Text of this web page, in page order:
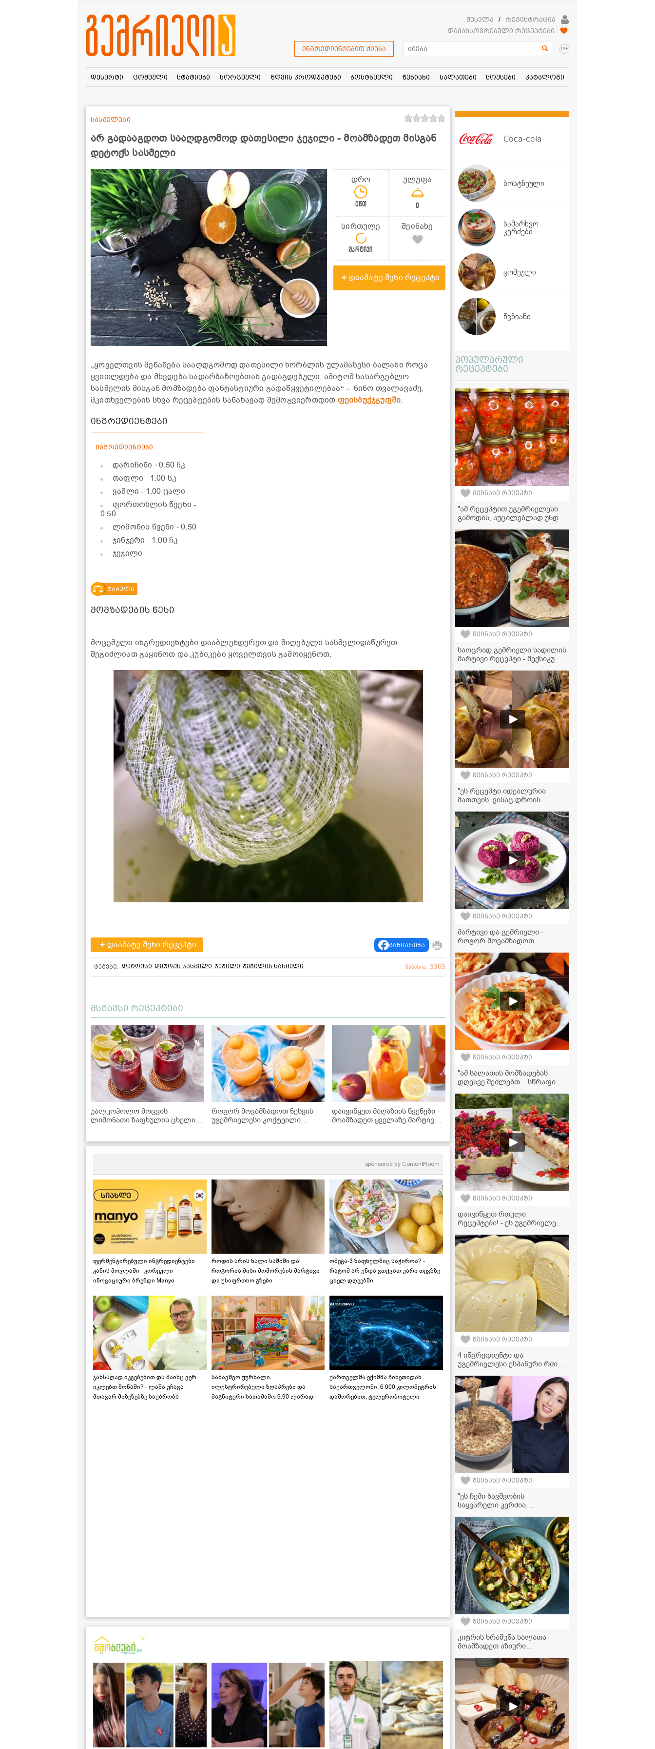
შესვლა /
რეგისტრაცია
დამახსოვრებული რეცეპტები
ინგრედიენტებით ძიება 12+
დესერტი ცომეული სტატიები ხორცეული ზღვის პროდუქტები ბოსტნეული წვნიანი სალათები სოუსები კატალოგი
არ გადააგდოთ სააღდგომოდ დათესილი ჯეჯილი - მოამზადეთ მისგან
დეტოქს სასმელი
სასმელები
დრო
0წთ
ულუფა
0
სირთულე
მარტივი
შეინახე
დაამატე შენი რეცეპტი
„ყოველთვის მენანება სააღდგომოდ დათესილი ხორბლის ულამაზესი ბალახი როცა
ყვითლდება და მხვდება სადარბაზოებთან გადაგდებული, ამიტომ სასარგებლო
სასმელის მისგან მომზადება ფანტასტიური გადაწყვეტილებაა“ – ნინო თვალავაძე.
მკითხველების სხვა რეცეპტების სანახავად შემოგვიერთდით ფეისბუქჯგუფში.
ინგრედიენტები
ინგრედიენტები
დარიჩინი - 0.50 ჩკ
თაფლი- 1.00 სკ
ვაშლი- 1.00 ცალი
ფორთოხლის წვენი-
0.50
ლიმონის წვენი - 0.50
ჯინჯერი - 1.00 ჩკ
ჯეჯილი
ტაბულა
მომზადების წესი
მოცემული ინგრედიენტები დააბლენდერეთ და მიღებული სასმელიდაწურეთ.
შეგიძლიათ გაყინოთ და კუბიკები ყოველთვის გამოიყენოთ.
დაამატე შენი რეცეპტი გაზიარება
ტეგები: დეტოქსი დეტოქს სასმელი ჯეჯილი ჯეჯილის სასმელი ნანახია: 3363
მსგავსი რეცეპტები
უალკოჰოლო მოცვის
ლიმონათი ზაფხულის ცხელი
როგორ მოვამზადოთ ნესვის
უგემრიელესი კოქტეილი
დაივიწყეთ მაღაზიის წვენები -
მოამზადეთ ყველაზე მარტივი
sponsored by ContentRoom
ფერმენტირებული ინგრედიენტები
კანის მოვლაში - კორეული
ინოვაციური ბრენდი Manyo
როდის არის ხალი საშიში და
როგორია მისი მოშორების მარტივი
და უსაფრთხო გზები
ომეგა-3 ზაფხულშიც საჭიროა? -
რატომ არ უნდა ვთქვათ უარი თევზზე
ცხელ დღეებში
ჯანსაღად იკვებებით და მაინც ვერ
იკლებთ წონაში? - ლაშა უჩავა
მთავარ მიზეზებზე საუბრობს
საბავშვო ჟურნალი,
ილუსტრირებული ზღაპრები და
მაგნიტური სათამაშო 9.90 ლარად -
ქართველმა ექიმმა ჩინეთიდან
საქართველოში, 6 000 კილომეტრის
დაშორებით, ტელერობოტული
Coca-cola
ბოსტნეული
სამარხვო
კერძები
ცომეული
წვნიანი
პოპულარული
რეცეპტები
შეინახე რეცეპტი
"ამ რეცეპტით უგემრიელესი
გამოდის, აუცილებლად უნდა
კონსერვი მკითხველის
რეცეპტით
შეინახე რეცეპტი
საოცრად გემრიელი სადილის
მარტივი რეცეპტი - მექსიკური
ყველას შეუყვარდება!
შეინახე რეცეპტი
"ეს რეცეპტი იდეალურია
მათთვის, ვისაც დროის
მაწვნის ცომს, რომელიც არ
საჭიროებს ამოფუებას" -
გურული ღვეზელის რეცეპტი
შეინახე რეცეპტი
მარტივი და გემრიელი -
როგორ მოვამზადოთ
შეინახე რეცეპტი
"ამ სალათის მომზადებას
დღესვე შეძლებთ... სწრაფი
გემრიელია" - სტაფილოს
სალათის ვიდეორეცეპტი
შეინახე რეცეპტი
დაივიწყეთ რთული
რეცეპტები! - ეს უგემრიელესი
წვალების გარეშე მზადდება
შეინახე რეცეპტი
4 ინგრედიენტი და
უგემრიელესი ესპანური რძის
შეინახე რეცეპტი
"ეს ჩემი ბავშვობის
საყვარელი კერძია,
მიმზადებს ხოლმე..." -
წიწიბურა ნუცა სურგულაძის
ბებიის რეცეპტით
შეინახე რეცეპტი
კიტრის ხრაშუნა სალათა -
მოამზადეთ აზიური